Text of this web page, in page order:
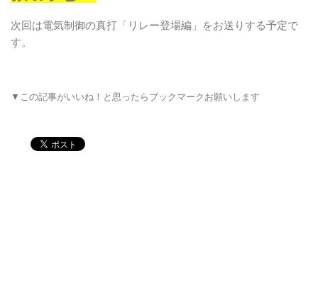
次回は電気制御の真打「リレー登場編」をお送りする予定で
す。
▼この記事がいいね！と思ったらブックマークお願いします